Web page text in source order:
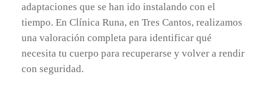
adaptaciones que se han ido instalando con el
tiempo. En Clínica Runa, en Tres Cantos, realizamos
una valoración completa para identificar qué
necesita tu cuerpo para recuperarse y volver a rendir
con seguridad.